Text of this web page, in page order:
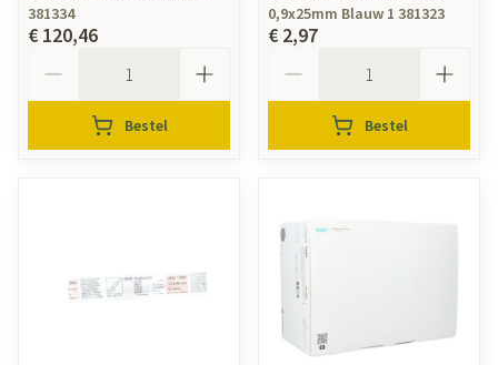
381334
€ 120,46
Bestel
0,9x25mm Blauw 1 381323
€ 2,97
Bestel